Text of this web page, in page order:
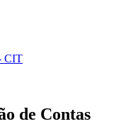
CIT
de Contas